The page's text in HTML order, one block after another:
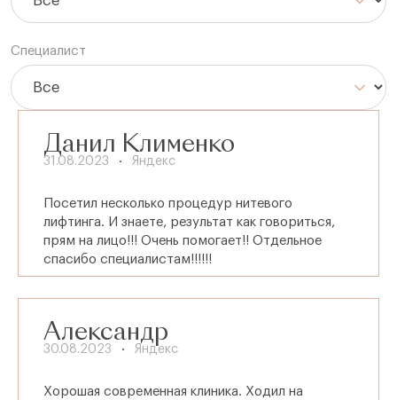
Специалист
Данил Клименко
31.08.2023 Яндекс
Посетил несколько процедур нитевого
лифтинга. И знаете, результат как говориться,
прям на лицо!!! Очень помогает!! Отдельное
спасибо специалистам!!!!!!
Александр
30.08.2023 Яндекс
Хорошая современная клиника. Ходил на